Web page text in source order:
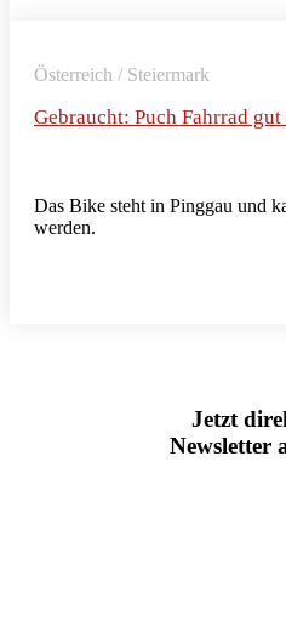
Österreich / Steiermark
Gebraucht: Puch Fahrrad
Das Bike steht in Pinggau und
werden.
Jetzt
Newsletter